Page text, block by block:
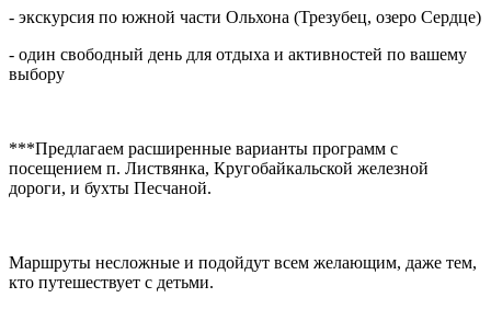
- экскурсия по южной части Ольхона (Трезубец, озеро Сердце)
- один свободный день для отдыха и активностей по вашему
выбору
***Предлагаем расширенные варианты программ с
посещением п. Листвянка, Кругобайкальской железной
дороги, и бухты Песчаной.
Маршруты несложные и подойдут всем желающим, даже тем,
кто путешествует с детьми.